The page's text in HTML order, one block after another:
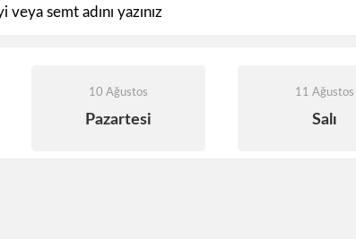
10 Ağustos
Pazartesi
11 Ağustos
Salı